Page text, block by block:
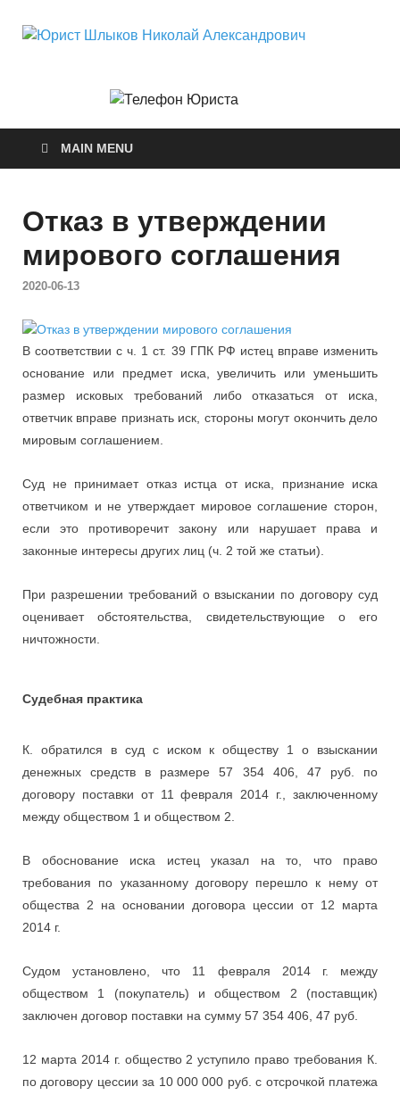
581-24-30
MAIN MENU
Отказ в утверждении
мирового соглашения
2020-06-13
В соответствии с ч. 1 ст. 39 ГПК РФ истец вправе изменить
основание или предмет иска, увеличить или уменьшить
размер исковых требований либо отказаться от иска,
ответчик вправе признать иск, стороны могут окончить дело
мировым соглашением.
Суд не принимает отказ истца от иска, признание иска
ответчиком и не утверждает мировое соглашение сторон,
если это противоречит закону или нарушает права и
законные интересы других лиц (ч. 2 той же статьи).
При разрешении требований о взыскании по договору суд
оценивает обстоятельства, свидетельствующие о его
ничтожности.
Судебная практика
К. обратился в суд с иском к обществу 1 о взыскании
денежных средств в размере 57 354 406, 47 руб. по
договору поставки от 11 февраля 2014 г., заключенному
между обществом 1 и обществом 2.
В обоснование иска истец указал на то, что право
требования по указанному договору перешло к нему от
общества 2 на основании договора цессии от 12 марта
2014 г.
Судом установлено, что 11 февраля 2014 г. между
обществом 1 (покупатель) и обществом 2 (поставщик)
заключен договор поставки на сумму 57 354 406, 47 руб.
12 марта 2014 г. общество 2 уступило право требования К.
по договору цессии за 10 000 000 руб. с отсрочкой платежа